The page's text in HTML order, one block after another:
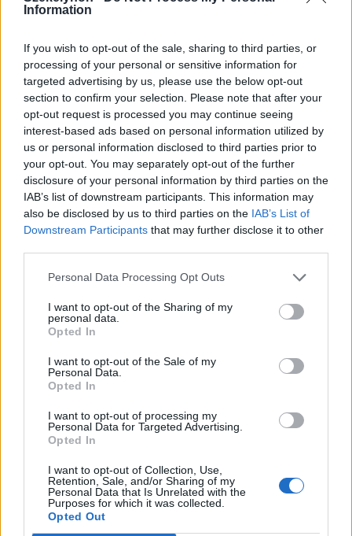
Information
If you wish to opt-out of the sale, sharing to third parties, or
processing of your personal or sensitive information for
targeted advertising by us, please use the below opt-out
section to confirm your selection. Please note that after your
opt-out request is processed you may continue seeing
interest-based ads based on personal information utilized by
us or personal information disclosed to third parties prior to
your opt-out. You may separately opt-out of the further
disclosure of your personal information by third parties on the
IAB’s list of downstream participants. This information may
also be disclosed by us to third parties on the IAB’s List of
Downstream Participants that may further disclose it to other
Personal Data Processing Opt Outs
I want to opt-out of the Sharing of my
personal data.
Opted In
I want to opt-out of the Sale of my
Personal Data.
Opted In
I want to opt-out of processing my
Personal Data for Targeted Advertising.
Opted In
I want to opt-out of Collection, Use,
Retention, Sale, and/or Sharing of my
Personal Data that Is Unrelated with the
Purposes for which it was collected.
Opted Out
2026. július 19., vasárnap
Őrizetbe vették a Romániában is
súlyos bűncselekményekkel vádolt
Tate testvéreket
Mostantól börtönök őrzésére is
használhatóak a nílusi krokodilok
Izraelben